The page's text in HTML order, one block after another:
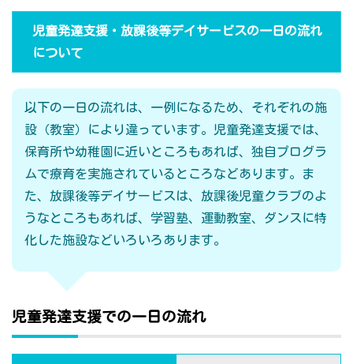
児童発達支援・放課後等デイサービスの一日の流れ
について
以下の一日の流れは、一例になるため、それぞれの施
設（教室）により違っています。児童発達支援では、
保育所や幼稚園に近いところもあれば、独自プログラ
ムで療育を実施されているところなどあります。ま
た、放課後等デイサービスは、放課後児童クラブのよ
うなところもあれば、学習塾、運動教室、ダンスに特
化した施設などいろいろあります。
児童発達支援での一日の流れ